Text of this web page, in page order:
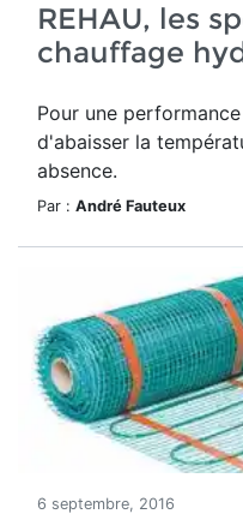
REHAU, les
chauffage
Pour une
d'abaisser la
absence.
Par : André Fauteux
6 septembre, 2016